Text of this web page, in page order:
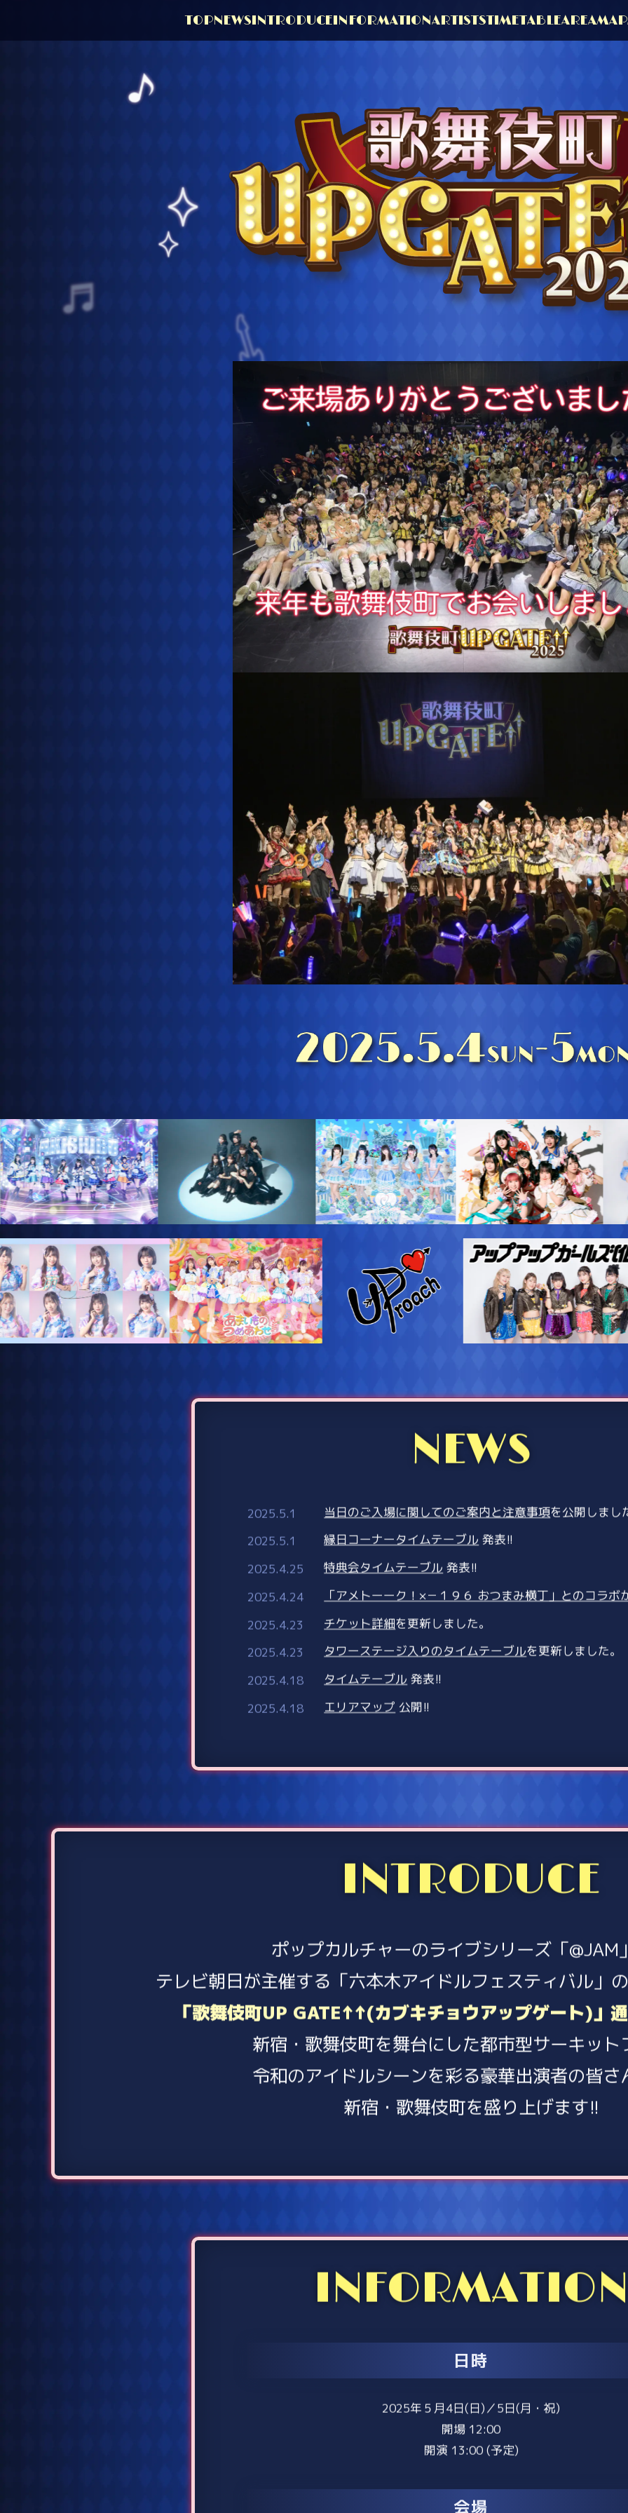
TOPNEWSINTRODUCEINFORMATIONARTISTSTIMETABLEAREAMAP
NEWS
2025.5.1 当日のご入場に関してのご案内と注意事項を公開しまし
2025.5.1
縁日コーナータイムテーブル 発表!!
2025.4.25
特典会タイムテーブル 発表!!
2025.4.24
「アメトーーク！×－１９６ おつまみ横丁」とのコラボ
2025.4.23
チケット詳細を更新しました。
2025.4.23
タワーステージ入りのタイムテーブルを更新しました。
2025.4.18
タイムテーブル 発表!!
2025.4.18
エリアマップ 公開!!
2025.4.4
2025.3.19
第3弾出演者発表
2025.1.3
歌舞伎町UP GATE↑↑2025 開催決定！
INTRODUCE
ポップカルチャーのライブシリーズ「@JAM
テレビ朝日が主催する 「六本木アイドルフェスティバル」
「歌舞伎町UP GATE↑↑(カブキチョウアップゲート)」
新宿・歌舞伎町を舞台にした都市型サーキット
令和のアイドルシーンを彩る豪華出演者の皆さ
新宿・歌舞伎町を盛り上げます!!
INFORMATION
日時
2025年５月4日(日)／5日(月・祝)
開場 12:00
開演 13:00 (予定)
会場